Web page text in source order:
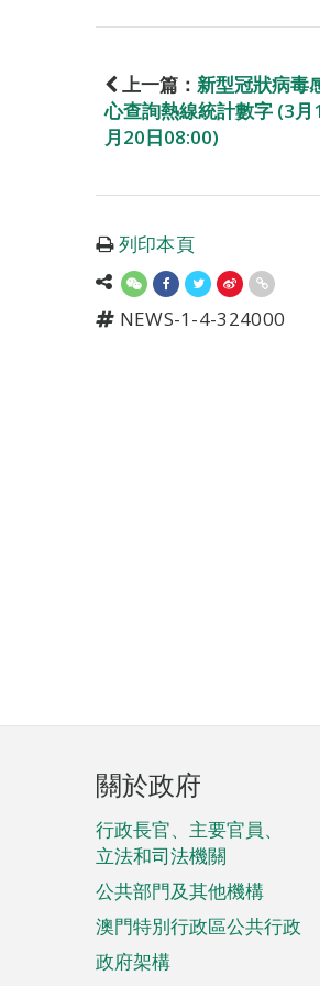
上一篇： 新型冠狀病毒
心查詢熱線統計數字 (3
月20日08:00)
列印本頁
NEWS-1-4-324000
頁
腳
菜
單
關於政府
行政長官、主要官員、
立法和司法機關
公共部門及其他機構
澳門特別行政區公共行政
政府架構